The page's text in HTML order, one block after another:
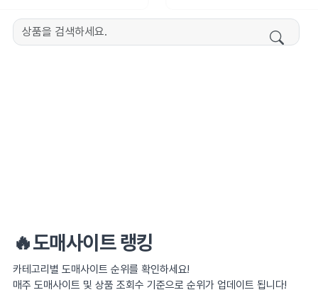
🔥도매사이트 랭킹
카테고리별 도매사이트 순위를 확인하세요!
매주 도매사이트 및 상품 조회수 기준으로 순위가 업데이트 됩니다!